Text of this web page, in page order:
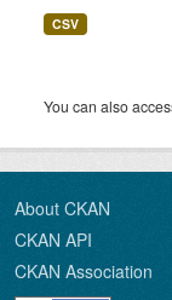
CSV
You can also
About CKAN
CKAN API
CKAN Association